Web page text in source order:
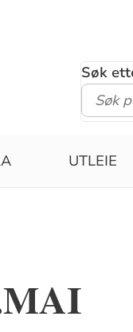
Søk
UTLEIE